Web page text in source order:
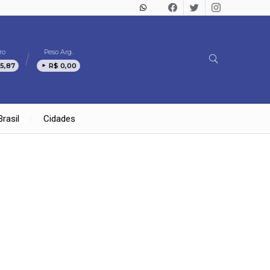
Peso Arg.
R$ 0,00
Cidades